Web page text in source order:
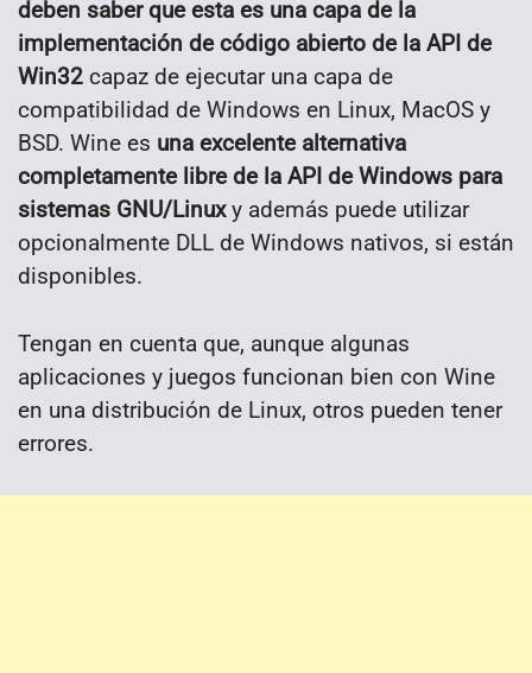
deben saber que esta es una capa de la
implementación de código abierto de la API de
Win32 capaz de ejecutar una capa de
compatibilidad de Windows en Linux, MacOS y
BSD. Wine es una excelente alternativa
completamente libre de la API de Windows para
sistemas GNU/Linuxy además puede utilizar
opcionalmente DLL de Windows nativos, si están
disponibles.
Tengan en cuenta que, aunque algunas
aplicaciones y juegos funcionan bien con Wine
en una distribución de Linux, otros pueden tener
errores.